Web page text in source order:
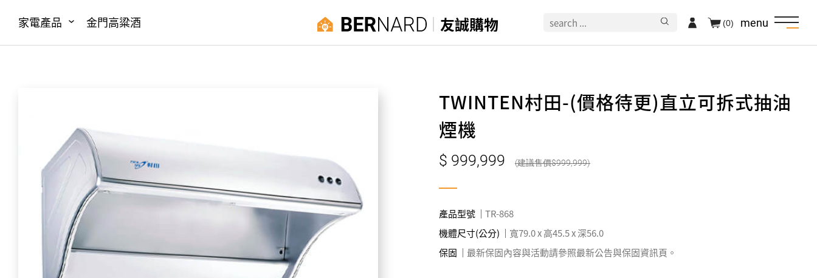
家電產品 金門高粱酒 友誠購物 menu
(0)
TWINTEN村田-(價格待更)直立可拆式抽油
煙機
999,999 999,999
產品型號
TR-868
機體尺寸(公分)
寬79.0 x 高45.5 x 深56.0
保固
最新保固內容與活動請參照最新公告與保固資訊頁。